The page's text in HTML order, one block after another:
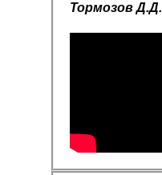
Тормозов Д.Д.